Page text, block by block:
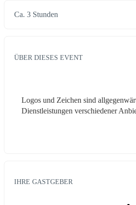
Ca. 3 Stunden
ÜBER DIESES EVENT
Logos und Zeichen sind
Dienstleistungen verschiedener
IHRE GASTGEBER